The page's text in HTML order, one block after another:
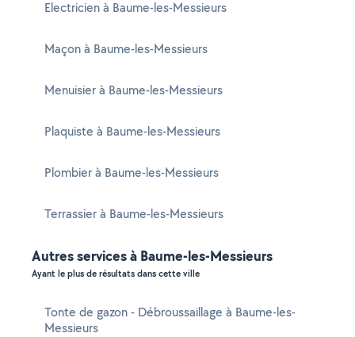
Electricien à Baume-les-Messieurs
Maçon à Baume-les-Messieurs
Menuisier à Baume-les-Messieurs
Plaquiste à Baume-les-Messieurs
Plombier à Baume-les-Messieurs
Terrassier à Baume-les-Messieurs
Autres services à Baume-les-Messieurs
Ayant le plus de résultats dans cette ville
Tonte de gazon - Débroussaillage à Baume-les-
Messieurs